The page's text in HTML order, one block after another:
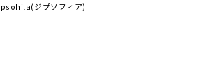
ジプソフィア)